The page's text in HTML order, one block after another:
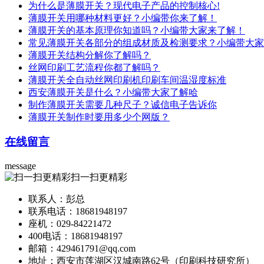
为什么是薄膜开关？现代电子产品的控制核心!
薄膜开关用哪种材料更好？小编带你来了解！
薄膜开关的基本原理你知道吗？小编带大家来了解！
常见薄膜开关各部分的组成材质及检测要求？小编带大家
薄膜开关结构分解你了解吗？
丝网印刷工艺流程你都了解吗？
薄膜开关全自动丝网印刷机印刷车间温湿度标准
西安薄膜开关是什么？小编带大家了解哈
制作薄膜开关需要几种尺子？诚信电子告诉你
薄膜开关制作时要用多少个网版？
在线留言
message
扫一扫更精彩
联系人：彭总
联系电话：18681948197
座机：029-84221472
400电话：18681948197
邮箱：429461791@qq.com
地址：西安市莲湖区汉城南路62号（印刷科技研究所）